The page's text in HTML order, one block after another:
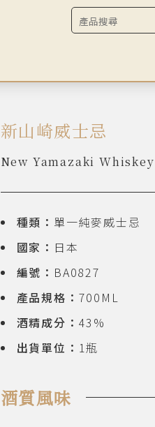
新山崎威士忌
New Yamazaki Whiskey
種類： 單一純麥威士忌
國家： 日本
編號： BA0827
產品規格： 700ML
酒精成分： 43%
出貨單位： 1瓶
酒質風味